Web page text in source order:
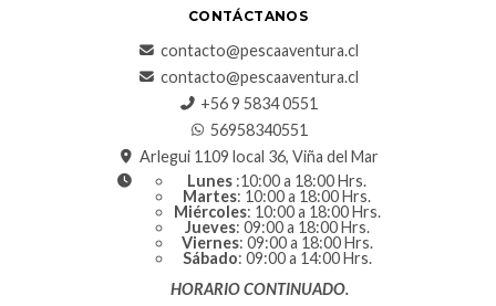
CONTÁCTANOS
contacto@pescaaventura.cl
contacto@pescaaventura.cl
+56 9 5834 0551
56958340551
Arlegui 1109 local 36, Viña del Mar
Lunes :10:00 a 18:00 Hrs.
Martes: 10:00 a 18:00 Hrs.
Miércoles: 10:00 a 18:00 Hrs.
Jueves: 09:00 a 18:00 Hrs.
Viernes: 09:00 a 18:00 Hrs.
Sábado: 09:00 a 14:00 Hrs.
HORARIO CONTINUADO.